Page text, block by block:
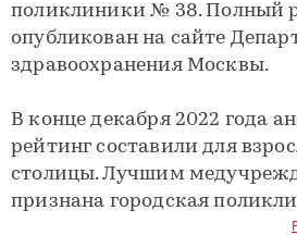
поликлиники № 38. Полный
опубликован на сайте
здравоохранения Москвы.
В конце декабря 2022 года
рейтинг составили для
столицы. Лучшим
признана городская